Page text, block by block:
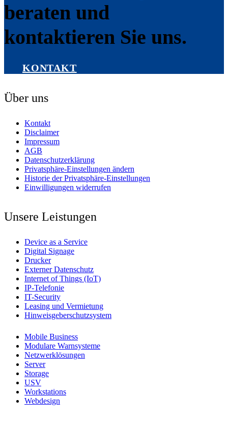
beraten und
kontaktieren Sie uns.
KONTAKT
Über uns
Kontakt
Disclaimer
Impressum
AGB
Datenschutzerklärung
Privatsphäre-Einstellungen ändern
Historie der Privatsphäre-Einstellungen
Einwilligungen widerrufen
Unsere Leistungen
Device as a Service
Digital Signage
Drucker
Externer Datenschutz
Internet of Things (IoT)
IP-Telefonie
IT-Security
Leasing und Vermietung
Hinweisgeberschutzsystem
Mobile Business
Modulare Warnsysteme
Netzwerklösungen
Server
Storage
USV
Workstations
Webdesign